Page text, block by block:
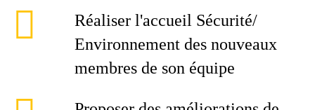
Réaliser l'accueil Sécurité/
Environnement des nouveaux
membres de son équipe